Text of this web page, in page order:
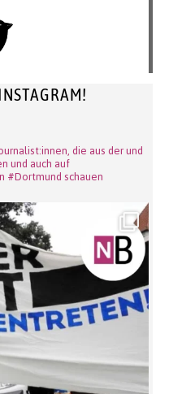
die aus der und
und auch auf
#Dortmund schauen